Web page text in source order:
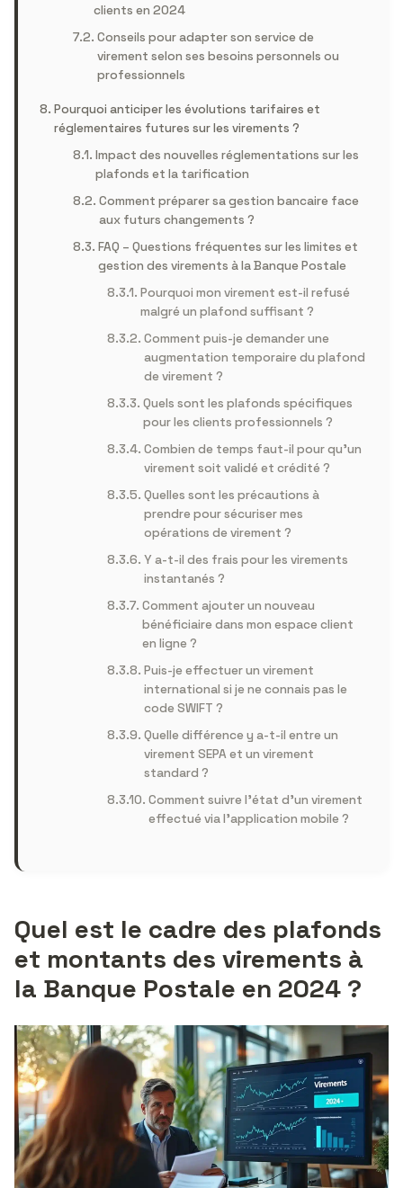
clients en 2024
Conseils pour adapter son service de
virement selon ses besoins personnels ou
professionnels
Pourquoi anticiper les évolutions tarifaires et
réglementaires futures sur les virements ?
Impact des nouvelles réglementations sur les
plafonds et la tarification
Comment préparer sa gestion bancaire face
aux futurs changements ?
FAQ – Questions fréquentes sur les limites et
gestion des virements à la Banque Postale
Pourquoi mon virement est-il refusé
malgré un plafond suffisant ?
Comment puis-je demander une
augmentation temporaire du plafond
de virement ?
Quels sont les plafonds spécifiques
pour les clients professionnels ?
Combien de temps faut-il pour qu’un
virement soit validé et crédité ?
Quelles sont les précautions à
prendre pour sécuriser mes
opérations de virement ?
Y a-t-il des frais pour les virements
instantanés ?
Comment ajouter un nouveau
bénéficiaire dans mon espace client
en ligne ?
Puis-je effectuer un virement
international si je ne connais pas le
code SWIFT ?
Quelle différence y a-t-il entre un
virement SEPA et un virement
standard ?
Comment suivre l’état d’un virement
effectué via l’application mobile ?
Quel est le cadre des plafonds
et montants des virements à
la Banque Postale en 2024 ?